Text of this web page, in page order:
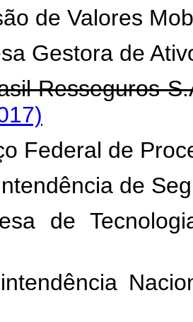
de Valores
Gestora de
Resseguros
Federal de
de
de